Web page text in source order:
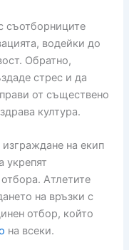
съотборниците
водейки до
Обратно,
стрес и да
от съществено
култура.
на екип
укрепят
Атлетите
на връзки с
отбор, който
на всеки.